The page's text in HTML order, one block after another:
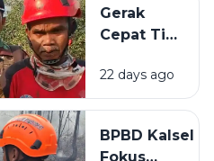
Target
Peserta
Gerak
Cepat Tim
Cegah
Karhutla
Landasan
22 days ago
BPBD Kalsel
Fokus